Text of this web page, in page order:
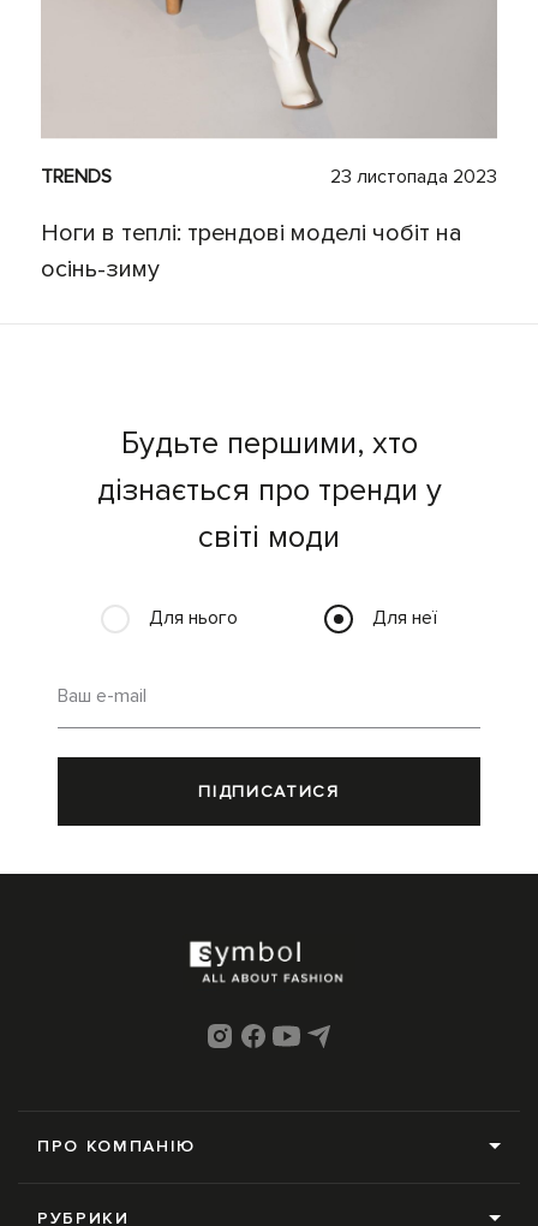
TRENDS 23 листопада 2023
Ноги в теплі: трендові моделі чобіт на
осінь-зиму
Будьте першими, хто
дізнається про тренди у
світі моди
Для нього Для неї
Ваш e-mail
ПІДПИСАТИСЯ
ПРО КОМПАНІЮ
РУБРИКИ